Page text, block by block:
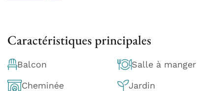
Caractéristiques principales
Balcon Salle à manger
Cheminée Jardin